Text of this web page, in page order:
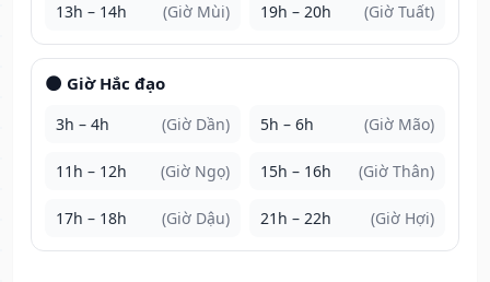
13h – 14h (Giờ Mùi) 19h – 20h (Giờ Tuất)
🌑 Giờ Hắc đạo
3h – 4h (Giờ Dần) 5h – 6h (Giờ Mão)
11h – 12h (Giờ Ngọ) 15h – 16h (Giờ Thân)
17h – 18h (Giờ Dậu) 21h – 22h (Giờ Hợi)